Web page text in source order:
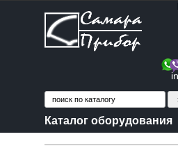
Каталог оборудования